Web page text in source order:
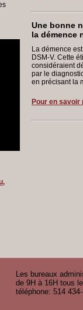
Une bonne
la démence
La démence
DSM-V. Cette
considéraient
par le
en précisant la
Pour en savoir
Les bureaux
de 9H à 16H tous
téléphone: 514